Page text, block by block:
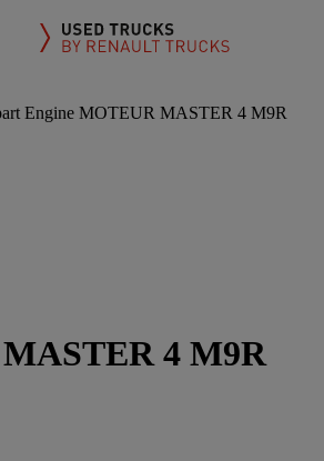
Engine MOTEUR MASTER 4 M9R
4 M9R